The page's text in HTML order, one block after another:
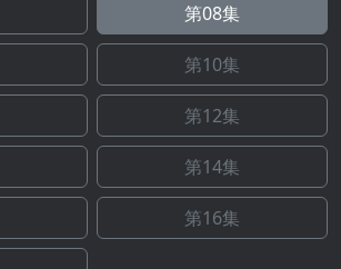
第08集
第10集
第12集
第14集
第16集